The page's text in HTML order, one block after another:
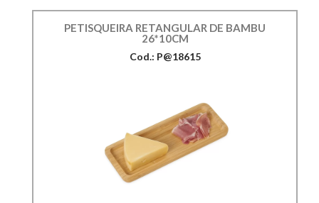
PETISQUEIRA RETANGULAR DE BAMBU
26*10CM
Cod.: P@18615